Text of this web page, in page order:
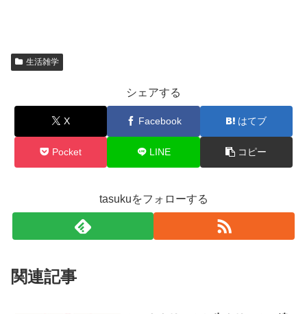
生活雑学
シェアする
X Facebook はてブ
Pocket LINE コピー
tasukuをフォローする
関連記事